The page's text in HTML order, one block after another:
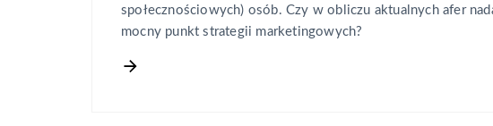
społecznościowych) osób. Czy w obliczu aktualnych afer
mocny punkt strategii marketingowych?